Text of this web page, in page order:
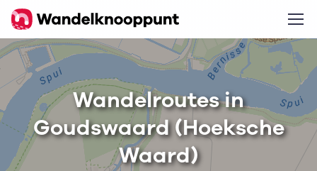
Wandelroutes in
Goudswaard (Hoeksche
Waard)